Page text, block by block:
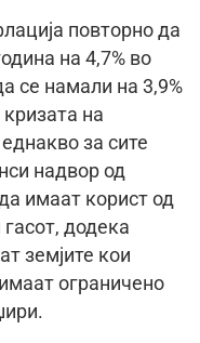
повторно да
на 4,7% во
се намали на 3,9%
на
за сите
надвор од
имаат корист од
додека
земјите кои
ограничено